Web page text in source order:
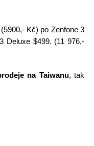
Kč) po Zenfone 3
Deluxe $499. (11 976,-
na Taiwanu, tak